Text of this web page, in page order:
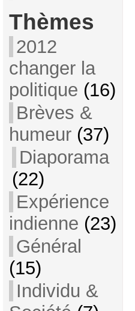
Thèmes
2012
changer la
politique (16)
Brèves &
humeur(37)
Diaporama
(22)
Expérience
indienne (23)
Général
(15)
Individu &